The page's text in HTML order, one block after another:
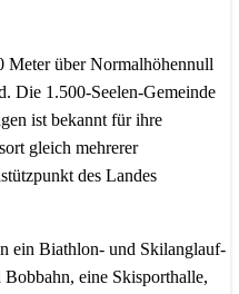
Meter über Normalhöhennull
Die 1.500-Seelen-Gemeinde
ist bekannt für ihre
gleich mehrerer
des Landes
ein Biathlon- und Skilanglauf-
eine Skisporthalle,